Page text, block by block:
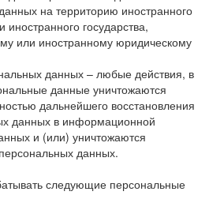
на территорию иностранного
иностранного государства,
или иностранному юридическому
данных – любые действия, в
данные уничтожаются
дальнейшего восстановления
данных в информационной
и (или) уничтожаются
данных.
следующие персональные